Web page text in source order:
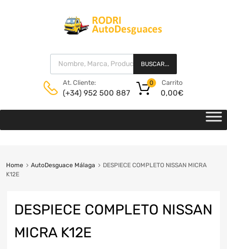
BUSCAR...
At. Cliente:
(+34) 952 500 887
Carrito
0,00€
0
Home AutoDesguace Málaga
DESPIECE COMPLETO NISSAN MICRA
K12E
DESPIECE COMPLETO NISSAN
MICRA K12E